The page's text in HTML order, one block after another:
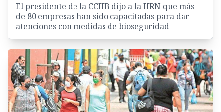
El presidente de la CCIIB dijo a la HRN que más
de 80 empresas han sido capacitadas para dar
atenciones con medidas de bioseguridad